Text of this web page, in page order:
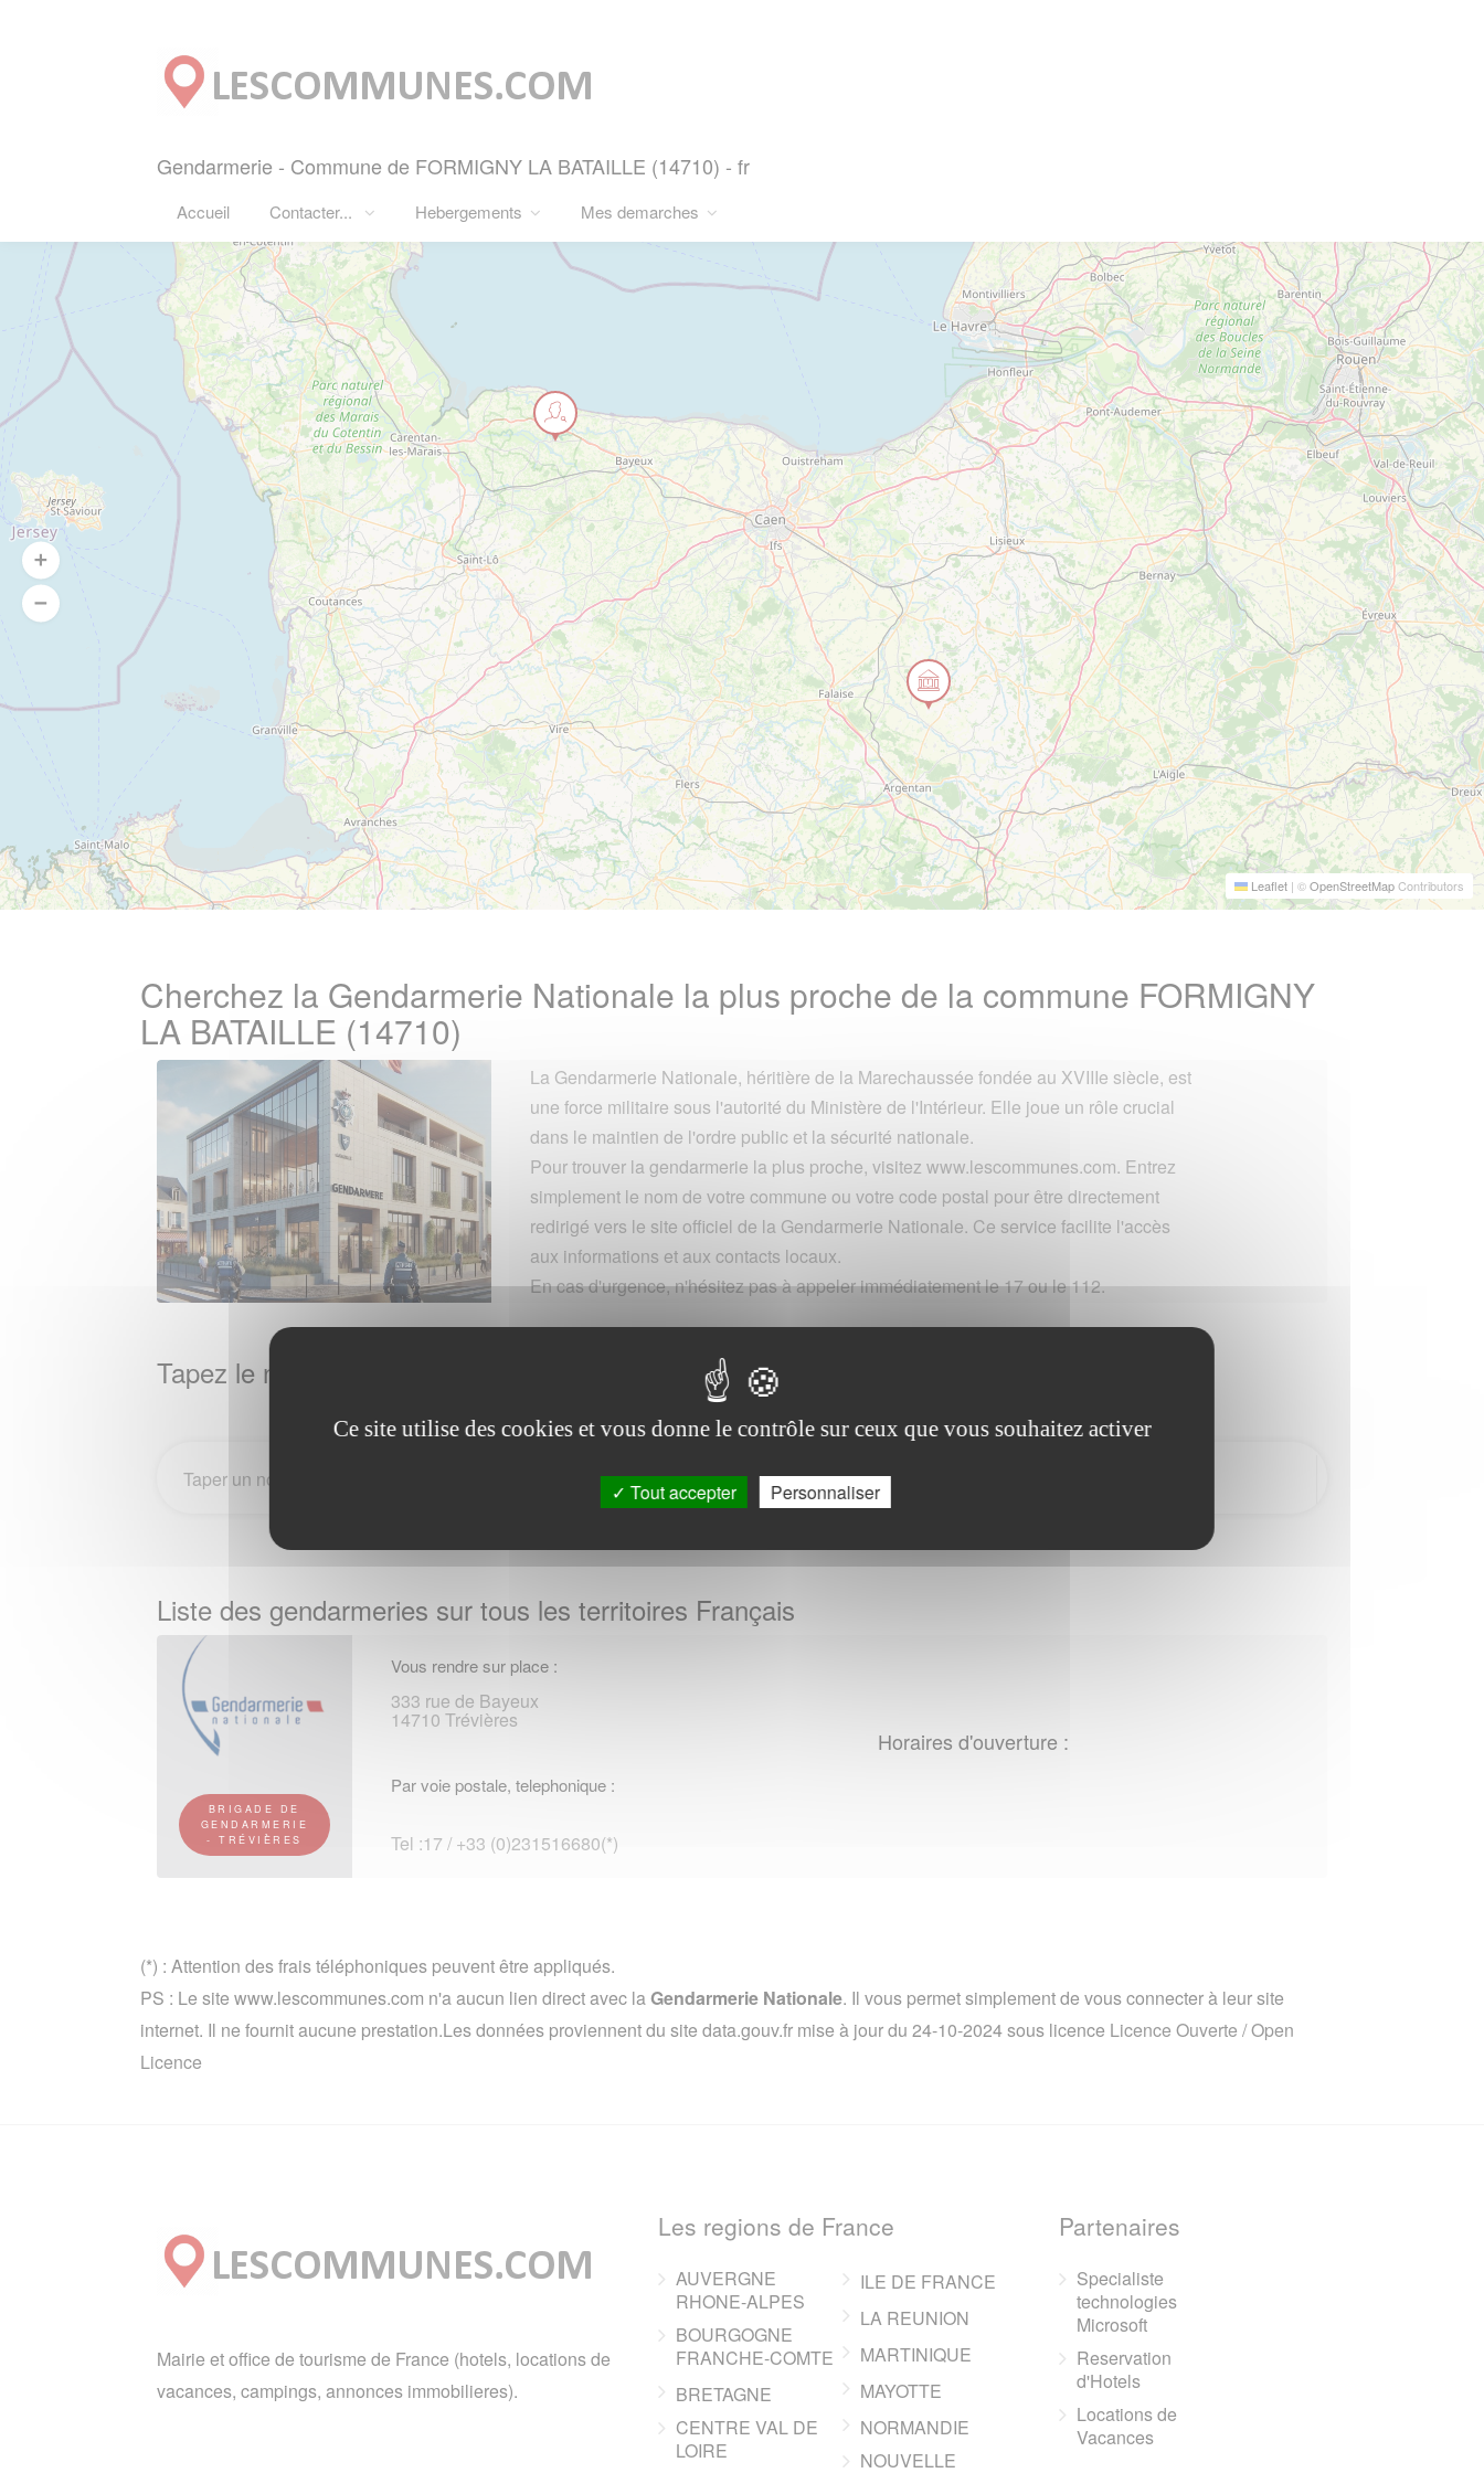
Gendarmerie - Commune de FORMIGNY LA BATAILLE (14710) - fr
Accueil Contacter... Hebergements Mes demarches
Leaflet | ©OpenStreetMapContributors
Cherchez la Gendarmerie Nationale la plus proche de la commune FORMIGNY
LA BATAILLE (14710)
La Gendarmerie Nationale, héritière de la Marechaussée fondée au XVIIIe siècle, est
une force militaire sous l'autorité du Ministère de l'Intérieur. Elle joue un rôle crucial
dans le maintien de l'ordre public et la sécurité nationale.
Pour trouver la gendarmerie la plus proche, visitez www.lescommunes.com. Entrez
simplement le nom de votre commune ou votre code postal pour être directement
redirigé vers le site officiel de la Gendarmerie Nationale. Ce service facilite l'accès
aux informations et aux contacts locaux.
En cas d'urgence, n'hésitez pas à appeler immédiatement le 17 ou le 112.
Tapez le nom de la Ville / Commune
Liste des gendarmeries sur tous les territoires Français
BRIGADE DE
GENDARMERIE
- TRÉVIÈRES
Vous rendre sur place :
333 rue de Bayeux
14710 Trévières
Par voie postale, telephonique :
Tel :17 / +33 (0)231516680(*)
Horaires d'ouverture :
(*) : Attention des frais téléphoniques peuvent être appliqués.
PS : Le site www.lescommunes.com n'a aucun lien direct avec laGendarmerie Nationale. Il vous permet simplement de vous connecter à leur site
internet. Il ne fournit aucune prestation.Les données proviennent du site data.gouv.fr mise à jour du 24-10-2024 sous licence Licence Ouverte / Open
Licence
Mairie et office de tourisme de France (hotels, locations de
vacances, campings, annonces immobilieres).
Les regions de France
AUVERGNE
RHONE-ALPES
BOURGOGNE
FRANCHE-COMTE
BRETAGNE
CENTRE VAL DE
LOIRE
ILE DE FRANCE
LA REUNION
MARTINIQUE
MAYOTTE
NORMANDIE
NOUVELLE
Partenaires
Specialiste
technologies
Microsoft
Reservation
d'Hotels
Locations de
Vacances
Ce site utilise des cookies et vous donne le contrôle sur ceux que vous souhaitez activer
Tout accepter Personnaliser